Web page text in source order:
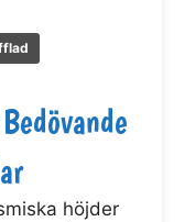
höjder